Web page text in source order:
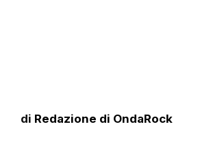
di Redazione di OndaRock